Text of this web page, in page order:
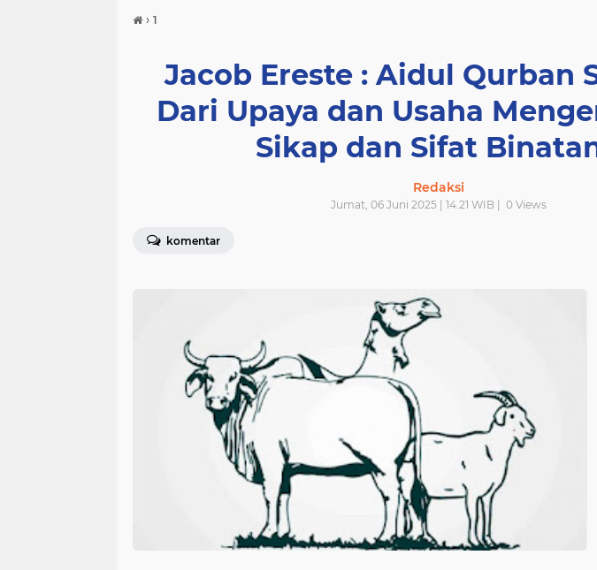
› 1
Jacob Ereste : Aidul Qurban
Dari Upaya dan Usaha
Sikap dan Sifat
Redaksi
Jumat, 06 Juni 2025 | 14.21 WIB | 0 Views
komentar